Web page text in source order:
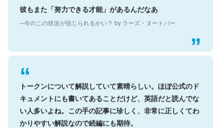
彼もまた「努力できる才能」があるんだなあ
─今のこの状況が信じられるかい？ by ラーズ・ヌートバー
トークンについて解説していて素晴らしい。ほぼ公式のド
キュメントにも書いてあることだけど、英語だと読んでな
い人多いよね。この手の記事に珍しく、非常に正しくてわ
かりやすい解説なので続編にも期待。